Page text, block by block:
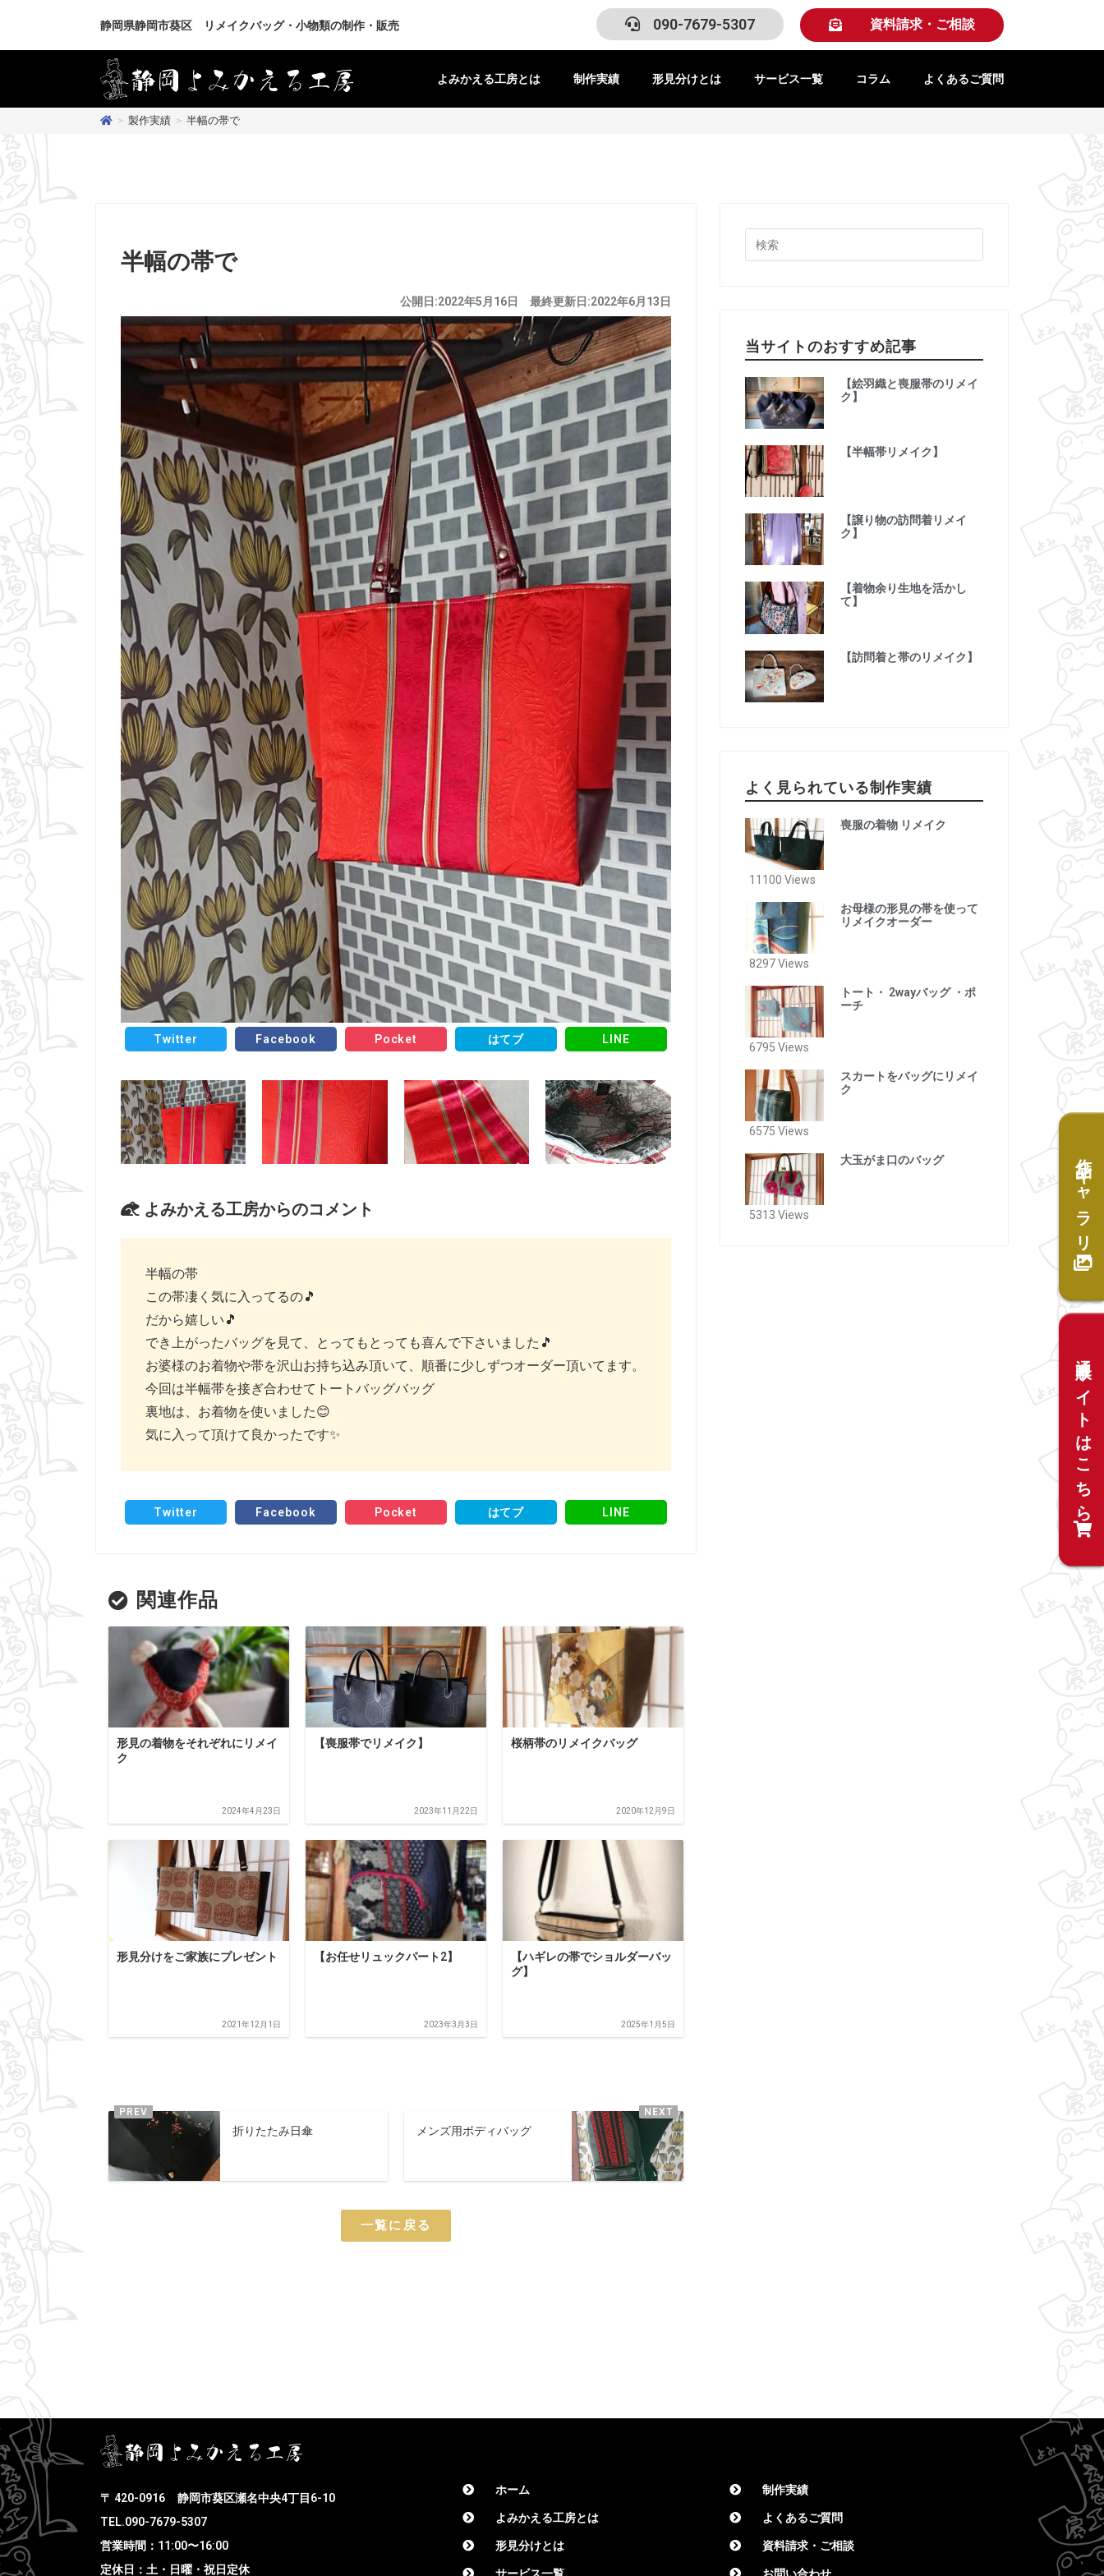
静岡県静岡市葵区 リメイクバッグ・小物類の制作・販売 090-7679-5307 資料請求・ご相談
よみかえる工房とは 制作実績 形見分けとは サービス一覧 コラム よくあるご質問
作品ギャラリー
通販サイトはこちら
> 製作実績 > 半幅の帯で
半幅の帯で
公開日:2022年5月16日 最終更新日:2022年6月13日
Twitter Facebook Pocket はてブ LINE
よみかえる工房からのコメント
半幅の帯
この帯凄く気に入ってるの🎵
だから嬉しい🎵
でき上がったバッグを見て、とってもとっても喜んで下さいました🎵
お婆様のお着物や帯を沢山お持ち込み頂いて、順番に少しずつオーダー頂いてます。
今回は半幅帯を接ぎ合わせてトートバッグバッグ
裏地は、お着物を使いました😊
気に入って頂けて良かったです✨
Twitter Facebook Pocket はてブ LINE
関連作品
形見の着物をそれぞれにリメイ
ク
2024年4月23日
【喪服帯でリメイク】
2023年11月22日
桜柄帯のリメイクバッグ
2020年12月9日
形見分けをご家族にプレゼント
2021年12月1日
【お任せリュックパート2】
2023年3月3日
【ハギレの帯でショルダーバッ
グ】
2025年1月5日
折りたたみ日傘 メンズ用ボディバッグ
一覧に戻る
当サイトのおすすめ記事
【絵羽織と喪服帯のリメイ
ク】
【半幅帯リメイク】
【譲り物の訪問着リメイ
ク】
【着物余り生地を活かし
て】
【訪問着と帯のリメイク】
よく見られている制作実績
喪服の着物 リメイク
11100 Views
お母様の形見の帯を使って
リメイクオーダー
8297 Views
トート・ 2wayバッグ ・ポ
ーチ
6795 Views
スカートをバッグにリメイ
ク
6575 Views
大玉がま口のバッグ
5313 Views
〒 420-0916
静岡市葵区瀬名中央4丁目6-10
TEL.090-7679-5307
営業時間：11:00〜16:00
定休日：土・日曜・祝日定休
ホーム
よみかえる工房とは
形見分けとは
サービス一覧
制作実績
よくあるご質問
資料請求・ご相談
お問い合わせ